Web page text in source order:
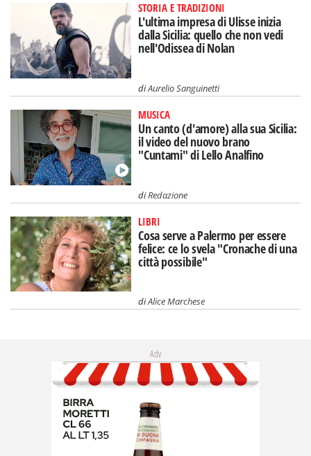
STORIA E TRADIZIONI
L'ultima impresa di Ulisse inizia
dalla Sicilia: quello che non vedi
nell'Odissea di Nolan
diAurelio Sanguinetti
MUSICA
Un canto (d'amore) alla sua Sicilia:
il video del nuovo brano
"Cuntami" di Lello Analfino
diRedazione
LIBRI
Cosa serve a Palermo per essere
felice: ce lo svela "Cronache di una
città possibile"
diAlice Marchese
Adv